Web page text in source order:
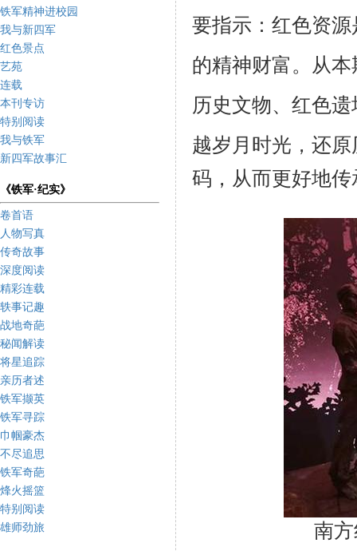
铁军精神进校园
我与新四军
红色景点
艺苑
连载
本刊专访
特别阅读
我与铁军
新四军故事汇
《铁军·纪实》
卷首语
人物写真
传奇故事
深度阅读
精彩连载
轶事记趣
战地奇葩
秘闻解读
将星追踪
亲历者述
铁军撷英
铁军寻踪
巾帼豪杰
不尽追思
铁军奇葩
烽火摇篮
特别阅读
雄师劲旅
要指示：红色资源
的精神财富。 从
历史文物、红色
越岁月时光，还
码，从而更好地
南